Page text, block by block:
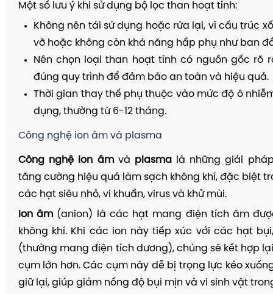
Một số lưu ý khi sử dụng bộ lọc than hoạt tính:
Không nên tái sử dụng hoặc rửa lại, vì cấu trúc
vỡ hoặc không còn khả năng hấp phụ như ban
Nên chọn loại than hoạt tính có nguồn gốc rõ
đúng quy trình để đảm bảo an toàn và hiệu quả.
Thời gian thay thế phụ thuộc vào mức độ ô
dụng, thường từ 6-12 tháng.
Công nghệ ion âm và plasma
Công nghệ ion âmvà plasmalà những giải
tăng cường hiệu quả làm sạch không khí, đặc biệt
các hạt siêu nhỏ, vi khuẩn, virus và khử mùi.
Ion âm (anion) là các hạt mang điện tích âm
không khí. Khi các ion này tiếp xúc với các hạt
(thường mang điện tích dương), chúng sẽ kết hợp
cụm lớn hơn. Các cụm này dễ bị trọng lực kéo
giữ lại, giúp giảm nồng độ bụi mịn và vi sinh vật